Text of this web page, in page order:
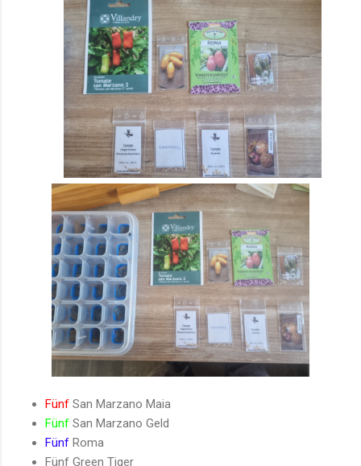
Fünf San Marzano Maia
Fünf San Marzano Geld
Fünf Roma
Fünf Green Tiger